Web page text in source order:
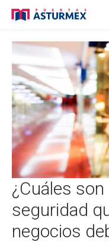
¿Cuáles
seguridad
negocios